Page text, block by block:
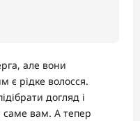
але вони
є рідке волосся.
догляд і
саме вам. А тепер